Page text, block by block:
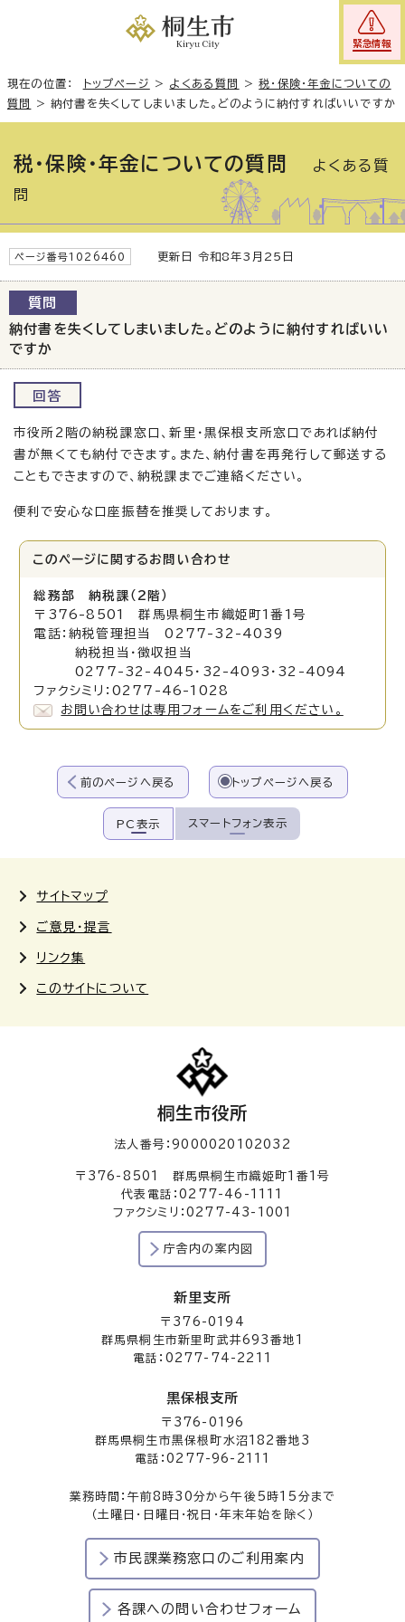
緊急情報
現在の位置： トップページ > よくある質問 >税・保険・年金についての
質問
>納付書を失くしてしまいました。どのように納付すればいいですか
税・保険・年金についての質問
よくある質
問
ページ番号1026460 更新日 令和8年3月25日
質問
納付書を失くしてしまいました。どのように納付すればいい
ですか
回答
市役所2階の納税課窓口、新里・黒保根支所窓口であれば納付
書が無くても納付できます。また、納付書を再発行して郵送する
こともできますので、納税課までご連絡ください。
便利で安心な口座振替を推奨しております。
このページに関する お問い合わせ
総務部 納税課（2階）
〒376-8501 群馬県桐生市織姫町1番1号
電話：納税管理担当 0277-32-4039
納税担当・徴収担当
0277-32-4045・32-4093・32-4094
ファクシミリ：0277-46-1028
お問い合わせは専用フォームをご利用ください。
前のページへ戻る トップページへ戻る
PC表示 スマートフォン表示
サイトマップ
ご意見・提言
リンク集
このサイトについて
桐生市役所
法人番号：9000020102032
〒376-8501 群馬県桐生市織姫町1番1号
代表電話：0277-46-1111
ファクシミリ：0277-43-1001
庁舎内の案内図
新里支所
〒376-0194
群馬県桐生市新里町武井693番地1
電話：0277-74-2211
黒保根支所
〒376-0196
群馬県桐生市黒保根町水沼182番地3
電話：0277-96-2111
業務時間：午前8時30分から午後5時15分まで
（土曜日・日曜日・祝日・年末年始を除く）
市民課業務窓口のご利用案内
各課への問い合わせフォーム